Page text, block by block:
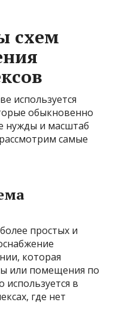
схем
используется
обыкновенно
нужды и масштаб
самые
простых и
которая
или помещения по
используется в
где нет